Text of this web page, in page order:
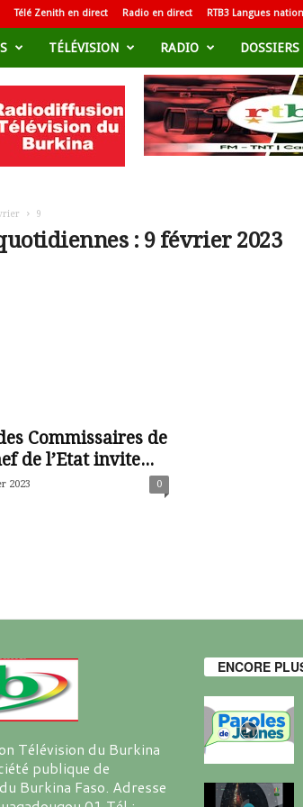
Télé Zenith en direct Radio en direct RTB3 Langues
TÉLÉVISION RADIO DOSSIERS
9
: 9 février 2023
Commissaires de
de l’Etat invite...
2023 0
Télévision du Burkina
publique de
Burkina Faso. Adresse
ENCORE